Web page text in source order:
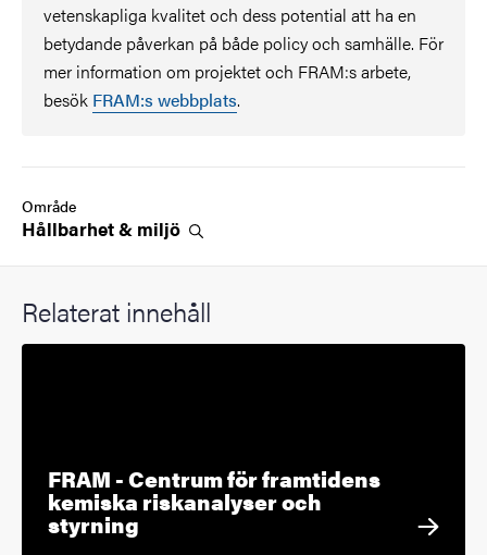
vetenskapliga kvalitet och dess potential att ha en
betydande påverkan på både policy och samhälle. För
mer information om projektet och FRAM:s arbete,
besök FRAM:s webbplats.
Område
Hållbarhet & miljö
Relaterat innehåll
FRAM - Centrum för framtidens
kemiska riskanalyser och
styrning